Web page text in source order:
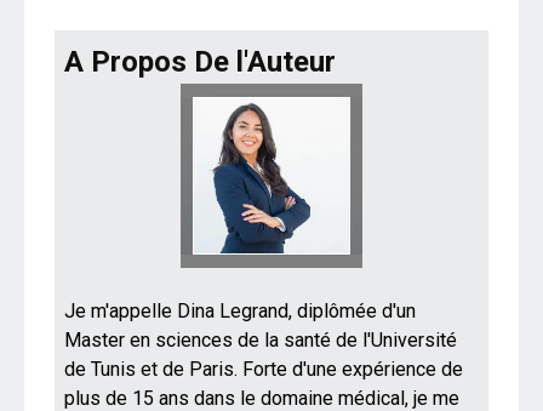
A Propos De l'Auteur
Je m'appelle Dina Legrand, diplômée d'un
Master en sciences de la santé de l'Université
de Tunis et de Paris. Forte d'une expérience de
plus de 15 ans dans le domaine médical, je me